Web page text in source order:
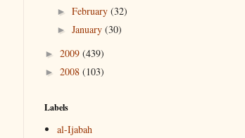
► February (32)
► January (30)
► 2009 (439)
► 2008 (103)
Labels
al-Ijabah